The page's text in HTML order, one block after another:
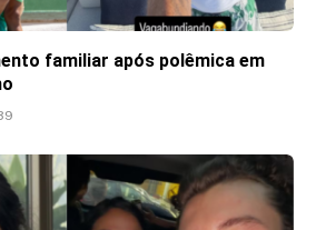
familiar após polêmica em